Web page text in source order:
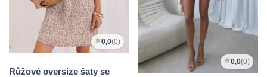
0,0(0)
Růžové oversize šaty se
0,0(0)